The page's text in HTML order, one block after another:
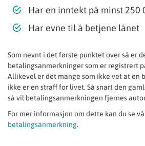
Har en inntekt på minst 250
Har evne til å betjene lånet
Som nevnt i det første punktet over så er
betalingsanmerkninger som er registrert
Allikevel er det mange som ikke vet at en
ikke er en straff for livet. Så snart den
så vil betalingsanmerkningen fjernes
For mer informasjon om dette kan du se
betalingsanmerkning.